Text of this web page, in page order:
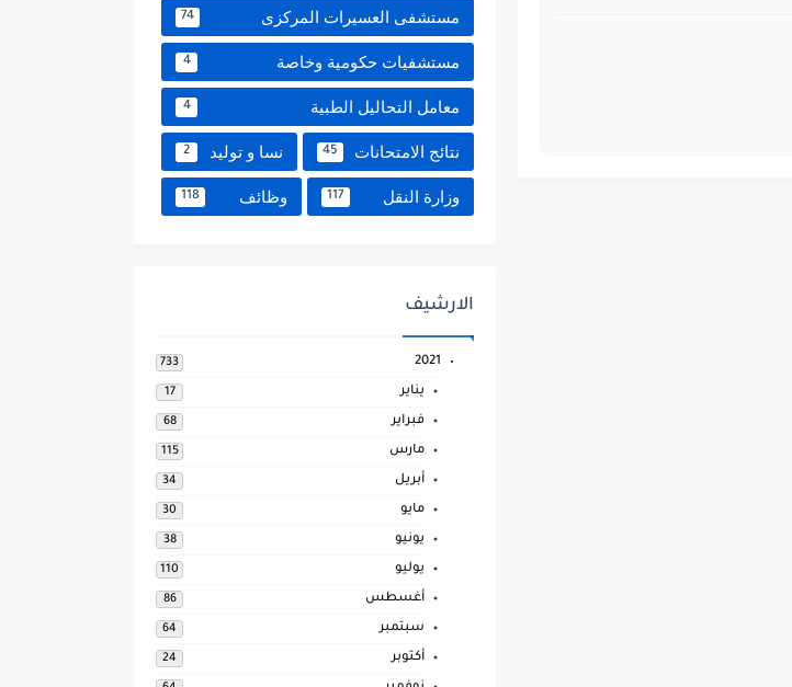
مستشفى العسيرات المركزى 74
مستشفيات حكومية وخاصة 4
معامل التحاليل الطبية 4
نتائج الامتحانات 45 نسا و توليد 2
وزارة النقل 117 وظائف 118
الارشيف
2021
733
يناير 17
فبراير 68
مارس 115
أبريل 34
مايو 30
يونيو 38
يوليو 110
أغسطس 86
سبتمبر 64
أكتوبر 24